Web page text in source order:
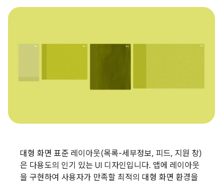
대형 화면 표준 레이아웃(목록-세부정보, 피드, 지원 창)
은 다용도의 인기 있는 UI 디자인입니다. 앱에 레이아웃
을 구현하여 사용자가 만족할 최적의 대형 화면 환경을